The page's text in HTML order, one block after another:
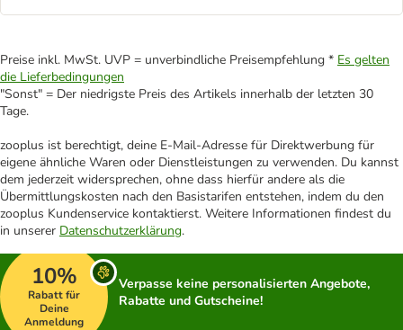
Preise inkl. MwSt. UVP = unverbindliche Preisempfehlung * Es gelten
die Lieferbedingungen
"Sonst" = Der niedrigste Preis des Artikels innerhalb der letzten 30
Tage.
zooplus ist berechtigt, deine E-Mail-Adresse für Direktwerbung für
eigene ähnliche Waren oder Dienstleistungen zu verwenden. Du kannst
dem jederzeit widersprechen, ohne dass hierfür andere als die
Übermittlungskosten nach den Basistarifen entstehen, indem du den
zooplus Kundenservice kontaktierst. Weitere Informationen findest du
in unserer Datenschutzerklärung.
10%
Rabatt für
Deine
Anmeldung
Verpasse keine personalisierten Angebote,
Rabatte und Gutscheine!